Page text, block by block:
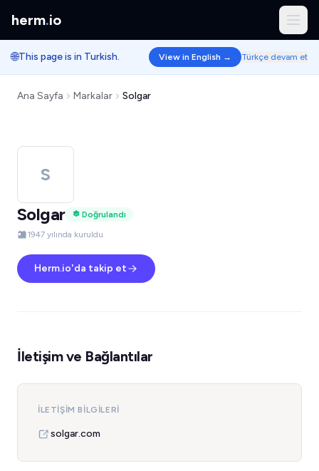
herm.io
🌐This page is in Turkish. View in English → Türkçe devam et
Ana Sayfa Markalar Solgar
S
Solgar
Doğrulandı
1947 yılında kuruldu
Herm.io'da takip et
İletişim ve Bağlantılar
İLETIŞIM BILGILERI
solgar.com